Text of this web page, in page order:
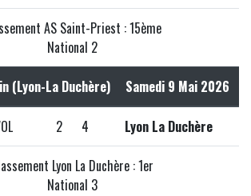
AS Saint-Priest : 15ème
National 2
(Lyon-La Duchère) Samedi 9 Mai 2026
2 4 Lyon La Duchère
Lyon La Duchère : 1er
National 3